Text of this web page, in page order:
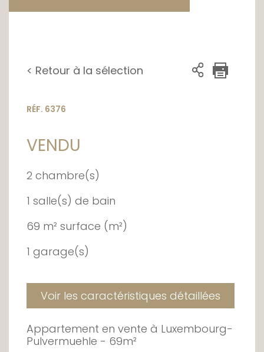
< Retour à la sélection
RÉF. 6376
VENDU
2 chambre(s)
1 salle(s) de bain
69 m² surface (m²)
1 garage(s)
Voir les caractéristiques détaillées
Appartement en vente à Luxembourg-
Pulvermuehle - 69m²